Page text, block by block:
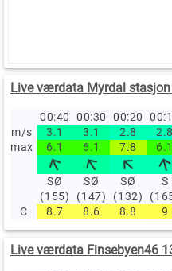
Live værdata Myrdal
00:40 00:30 00:20
m/s
3.1 3.1 2.8 2.8
max
6.1 6.1 7.8 6.1
SØ
(155)
SØ
(147)
SØ
(132)
S
C
8.7 8.6 8.8 9
Live værdata Finsebyen46